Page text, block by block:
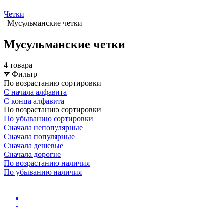
Четки
Мусульманские четки
Мусульманские четки
4 товара
Фильтр
По возрастанию сортировки
С начала алфавита
С конца алфавита
По возрастанию сортировки
По убыванию сортировки
Сначала непопулярные
Сначала популярные
Сначала дешевые
Сначала дорогие
По возрастанию наличия
По убыванию наличия